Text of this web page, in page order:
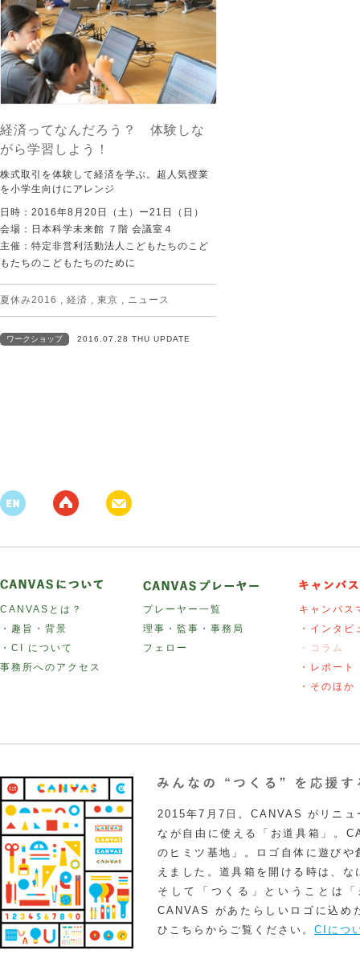
経済ってなんだろう？ 体験しな
がら学習しよう！
株式取引を体験して経済を学ぶ。超人気授業
を小学生向けにアレンジ
日時：2016年8月20日（土）ー21日（日）
会場：日本科学未来館 ７階 会議室４
主催：特定非営利活動法人こどもたちのこど
もたちのこどもたちのために
夏休み2016 , 経済 , 東京 , ニュース
ワークショップ 2016.07.28 THU UPDATE
CANVASとは？
・趣旨・背景
・CI について
事務所へのアクセス
プレーヤー一覧
理事・監事・事務局
フェロー
キャンバス
・インタビ
・コラム
・レポート
・そのほか
2015年7月7日。CANVAS がリニュ
なが自由に使える「お道具箱」。
のヒミツ基地」。ロゴ自体に遊び
えました。道具箱を開ける時は、
そして「つくる」ということは
CANVAS があたらしいロゴに込め
ひこちらからご覧ください。 CIにつ